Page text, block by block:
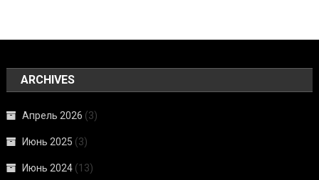
ARCHIVES
Апрель 2026 (3)
Июнь 2025 (3)
Июнь 2024 (13)